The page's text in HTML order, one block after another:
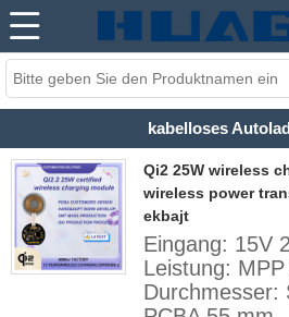
kabelloses
Qi2 25W wireless
wireless power
ekbajt
Eingang: 15V
Leistung:
Durchmesser: